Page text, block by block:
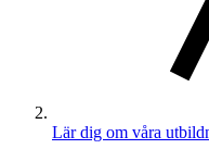
Lär dig om våra